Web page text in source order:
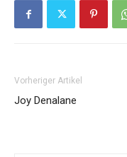
Vorheriger Artikel
Joy Denalane